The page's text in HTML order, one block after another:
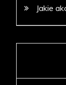
Jakie